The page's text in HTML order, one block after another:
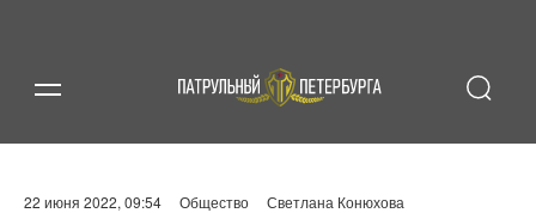
22 июня 2022, 09:54 Общество Светлана Конюхова